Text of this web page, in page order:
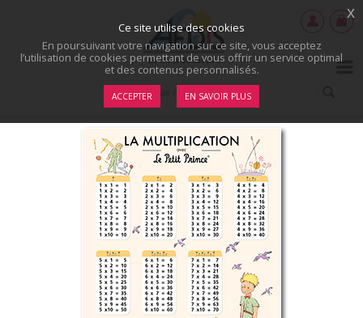
Ce site utilise des cookies
En poursuivant votre navigation sur ce site, vous acceptez
l’utilisation de cookies permettant de vous offrir un service optimal
et des contenus personnalisés.
ACCEPTER EN SAVOIR PLUS
x